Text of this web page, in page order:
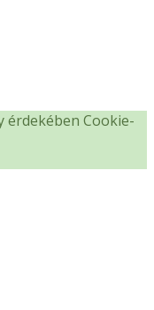
érdekében Cookie-